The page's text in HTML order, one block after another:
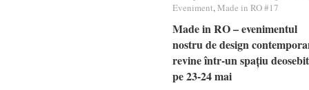
Eveniment,Made in RO #17
Made in RO – evenimentul
nostru de design
revine într-un spațiu
pe 23-24 mai
Eveniment Made in RO #17
Made in RO – evenimentul
nostru de design
revine într-un spațiu
pe 23-24 mai